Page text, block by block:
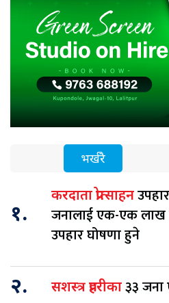
भर्खरै
१.
करदाता प्रोत्साहन
जनालाई एक-एक लाख
उपहार घोषणा हुने
२. सशस्त्र प्रहरीका३३